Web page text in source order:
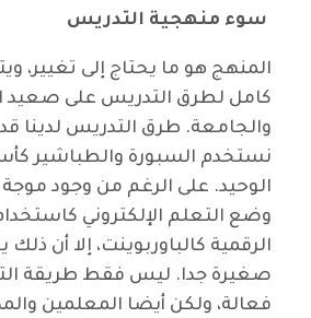
سوء منهجية التدريس
المنهج هو ما يحتاج إلى تغيير،
كامل لطرق التدريس على صعيد
والجامعة. طرق التدريس لدينا
نستخدم السبورة والطباشير
الوحيد. على الرغم من وجود موجة
وضع التعلم الإلكتروني
الرقمية كالباوربوينت، إلا أن
صغيرة جدا. ليس فقط طريقة
فعالة، ولكن أيضا المعلمين